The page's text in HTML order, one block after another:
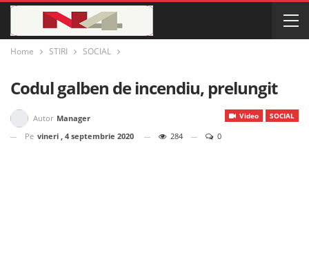
Home STIRI SOCIAL
Codul galben de incendiu, prelungit
Video SOCIAL
Autor Manager
Pe vineri , 4 septembrie 2020 284 0